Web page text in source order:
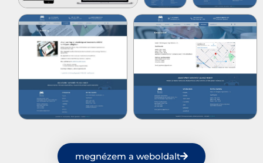
megnézem a weboldalt